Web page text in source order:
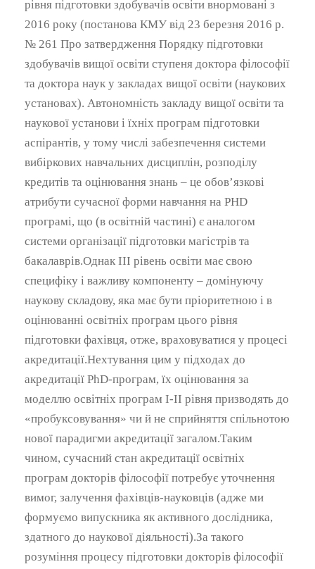
рівня підготовки здобувачів освіти внормовані з
2016 року (постанова КМУ від 23 березня 2016 р.
№ 261 Про затвердження Порядку підготовки
здобувачів вищої освіти ступеня доктора філософії
та доктора наук у закладах вищої освіти (наукових
установах). Автономність закладу вищої освіти та
наукової установи і їхніх програм підготовки
аспірантів, у тому числі забезпечення системи
вибіркових навчальних дисциплін, розподілу
кредитів та оцінювання знань – це обов’язкові
атрибути сучасної форми навчання на PHD
програмі, що (в освітній частині) є аналогом
системи організації підготовки магістрів та
бакалаврів.Однак ІІІ рівень освіти має свою
специфіку і важливу компоненту – домінуючу
наукову складову, яка має бути пріоритетною і в
оцінюванні освітніх програм цього рівня
підготовки фахівця, отже, враховуватися у процесі
акредитації.Нехтування цим у підходах до
акредитації PhD-програм, їх оцінювання за
моделлю освітніх програм І-ІІ рівня призводять до
«пробуксовування» чи й не сприйняття спільнотою
нової парадигми акредитації загалом.Таким
чином, сучасний стан акредитації освітніх
програм докторів філософії потребує уточнення
вимог, залучення фахівців-науковців (адже ми
формуємо випускника як активного дослідника,
здатного до наукової діяльності).За такого
розуміння процесу підготовки докторів філософії